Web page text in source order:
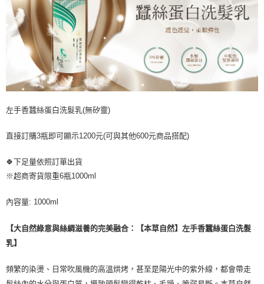
左手香蠶絲蛋白洗髮乳(無矽靈)
直接訂購3瓶即可顯示1200元(可與其他600元商品搭配)
🍀下足量依照訂單出貨
※超商寄貨限重6瓶1000ml
內容量: 1000ml
【大自然綠意與絲綢滋養的完美融合：【本草自然】左手香蠶絲蛋白洗髮
乳】
頻繁的染燙、 日常吹風機的高溫烘烤， 甚至是陽光中的紫外線， 都會帶走